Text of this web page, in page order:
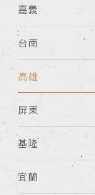
嘉義
台南
高雄
屏東
基隆
宜蘭